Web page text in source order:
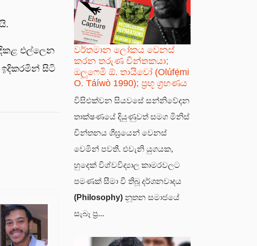
එල්ලෙන
ඉදිකරමින් සිටි
වර්තමාන ලෝකය වෙනස්
කරන තරුණ චින්තකයා;
ඔලූෆෙමි ඕ. තායිවෝ (Olúfẹ́mi
O. Táíwò 1990); ප්‍රභූ ග්‍රහණය
විසිඑක්වන සියවසේ සන්නිවේදන
තාක්ෂණයේ දියුණුවත් සමග මිනිස්
චින්තනය ශීඝ්‍රයෙන් වෙනස්
වෙමින් පවතී. එවැනි යුගයක,
හුදෙක් විශ්වවිද්‍යාල කාමරවලට
පමණක් සීමා වී තිබූ දර්ශනවාදය
(Philosophy)නූතන සමාජයේ
සැබෑ ප්‍ර...